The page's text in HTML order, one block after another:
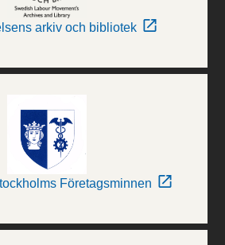
arkiv och bibliotek
Företagsminnen